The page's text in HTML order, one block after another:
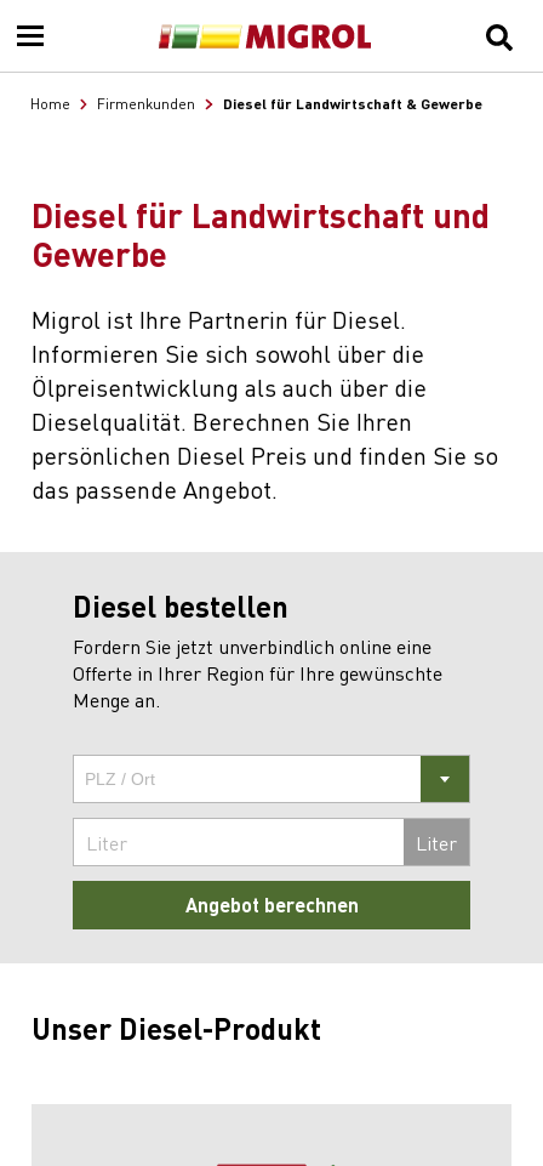
Home Firmenkunden Diesel für Landwirtschaft & Gewerbe
Diesel für Landwirtschaft und
Gewerbe
Migrol ist Ihre Partnerin für Diesel.
Informieren Sie sich sowohl über die
Ölpreisentwicklung als auch über die
Dieselqualität. Berechnen Sie Ihren
persönlichen Diesel Preis und finden Sie so
das passende Angebot.
Diesel bestellen
Fordern Sie jetzt unverbindlich online eine
Offerte in Ihrer Region für Ihre gewünschte
Menge an.
Liter
Angebot berechnen
Unser Diesel-Produkt